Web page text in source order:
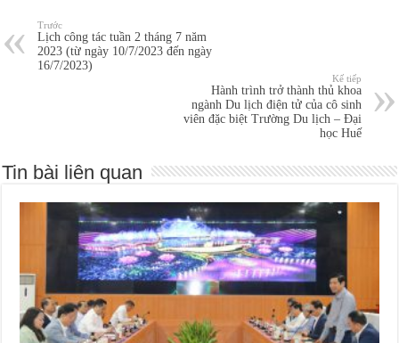
Trước
Lịch công tác tuần 2 tháng 7 năm
2023 (từ ngày 10/7/2023 đến ngày
16/7/2023)
Kế tiếp
Hành trình trở thành thủ khoa
ngành Du lịch điện tử của cô sinh
viên đặc biệt Trường Du lịch – Đại
học Huế
Tin bài liên quan